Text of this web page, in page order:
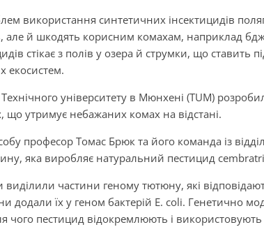
використання синтетичних інсектицидів
але й шкодять корисним комахам, наприклад
стікає з полів у озера й струмки, що ставить
екосистем.
Технічного університету в Мюнхені (TUM)
утримує небажаних комах на відстані.
професор Томас Брюк та його команда із
яка виробляє натуральний пестицид
виділили частини геному тютюну, які
додали їх у геном бактерій E. coli. Генетично
чого пестицид відокремлюють і використовують